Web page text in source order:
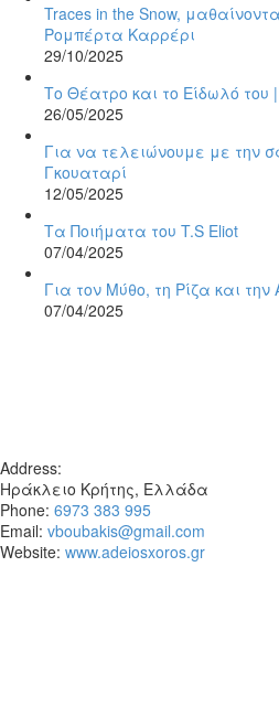
Traces in the Snow,
Ρομπέρτα Καρρέρι
29/10/2025
Το Θέατρο και το Είδωλό του
26/05/2025
Για να τελειώνουμε με την
Γκουαταρί
12/05/2025
Τα Ποιήματα του T.S Eliot
07/04/2025
Για τον Μύθο, τη Ρίζα και
07/04/2025
Address:
Ηράκλειο Κρήτης, Ελλάδα
Phone: 6973 383 995
Email: vboubakis@gmail.com
Website: www.adeiosxoros.gr